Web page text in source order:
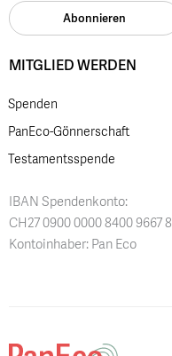
MITGLIED WERDEN
Spenden
PanEco-Gönnerschaft
Testamentsspende
IBAN Spendenkonto:
CH27 0900 0000 8400 9667 8
Kontoinhaber: Pan Eco